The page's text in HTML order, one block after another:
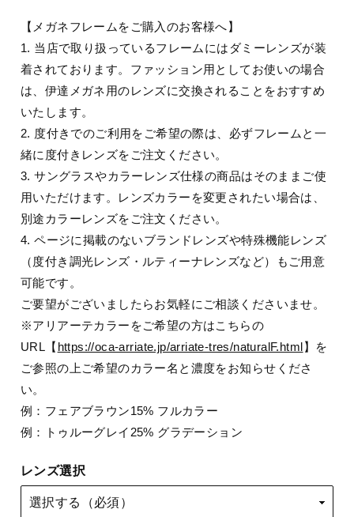
【メガネフレームをご購入のお客様へ】
1. 当店で取り扱っているフレームにはダミーレンズが装
着されております。ファッション用としてお使いの場合
は、伊達メガネ用のレンズに交換されることをおすすめ
いたします。
2. 度付きでのご利用をご希望の際は、必ずフレームと一
緒に度付きレンズをご注文ください。
3. サングラスやカラーレンズ仕様の商品はそのままご使
用いただけます。レンズカラーを変更されたい場合は、
別途カラーレンズをご注文ください。
4. ページに掲載のないブランドレンズや特殊機能レンズ
（度付き調光レンズ・ルティーナレンズなど）もご用意
可能です。
ご要望がございましたらお気軽にご相談くださいませ。
※アリアーテカラーをご希望の方はこちらの
URL【 https://oca-arriate.jp/arriate-tres/naturalF.html】を
ご参照の上ご希望のカラー名と濃度をお知らせくださ
い。
例：フェアブラウン15% フルカラー
例：トゥルーグレイ25% グラデーション
レンズ選択